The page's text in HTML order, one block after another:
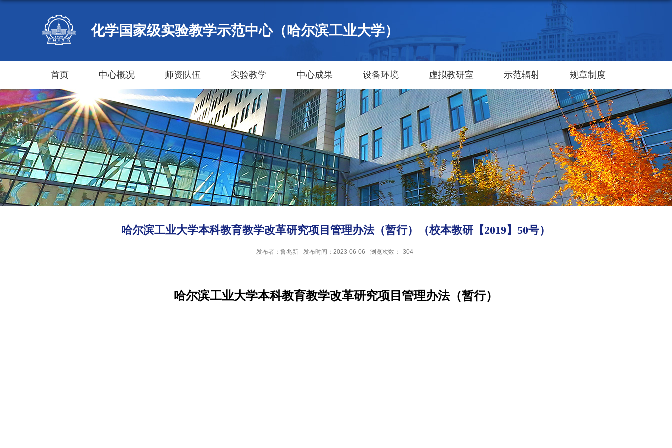
化学国家级实验教学示范中心（哈尔滨工业大学）
首页 中心概况 师资队伍 实验教学 中心成果 设备环境 虚拟教研室 示范辐射 规章制度
哈尔滨工业大学本科教育教学改革研究项目管理办法（暂行）（校本教研【2019】50号）
发布者：鲁兆新 发布时间：2023-06-06 浏览次数： 304
哈尔滨工业大学本科教育教学改革研究项目管理办法（暂行）